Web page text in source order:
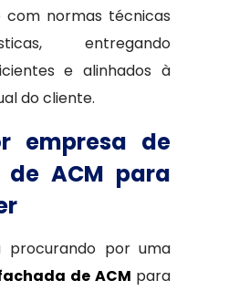
com normas técnicas
entregando
e alinhados à
do cliente.
empresa de
ACM para
procurando por uma
de ACM para